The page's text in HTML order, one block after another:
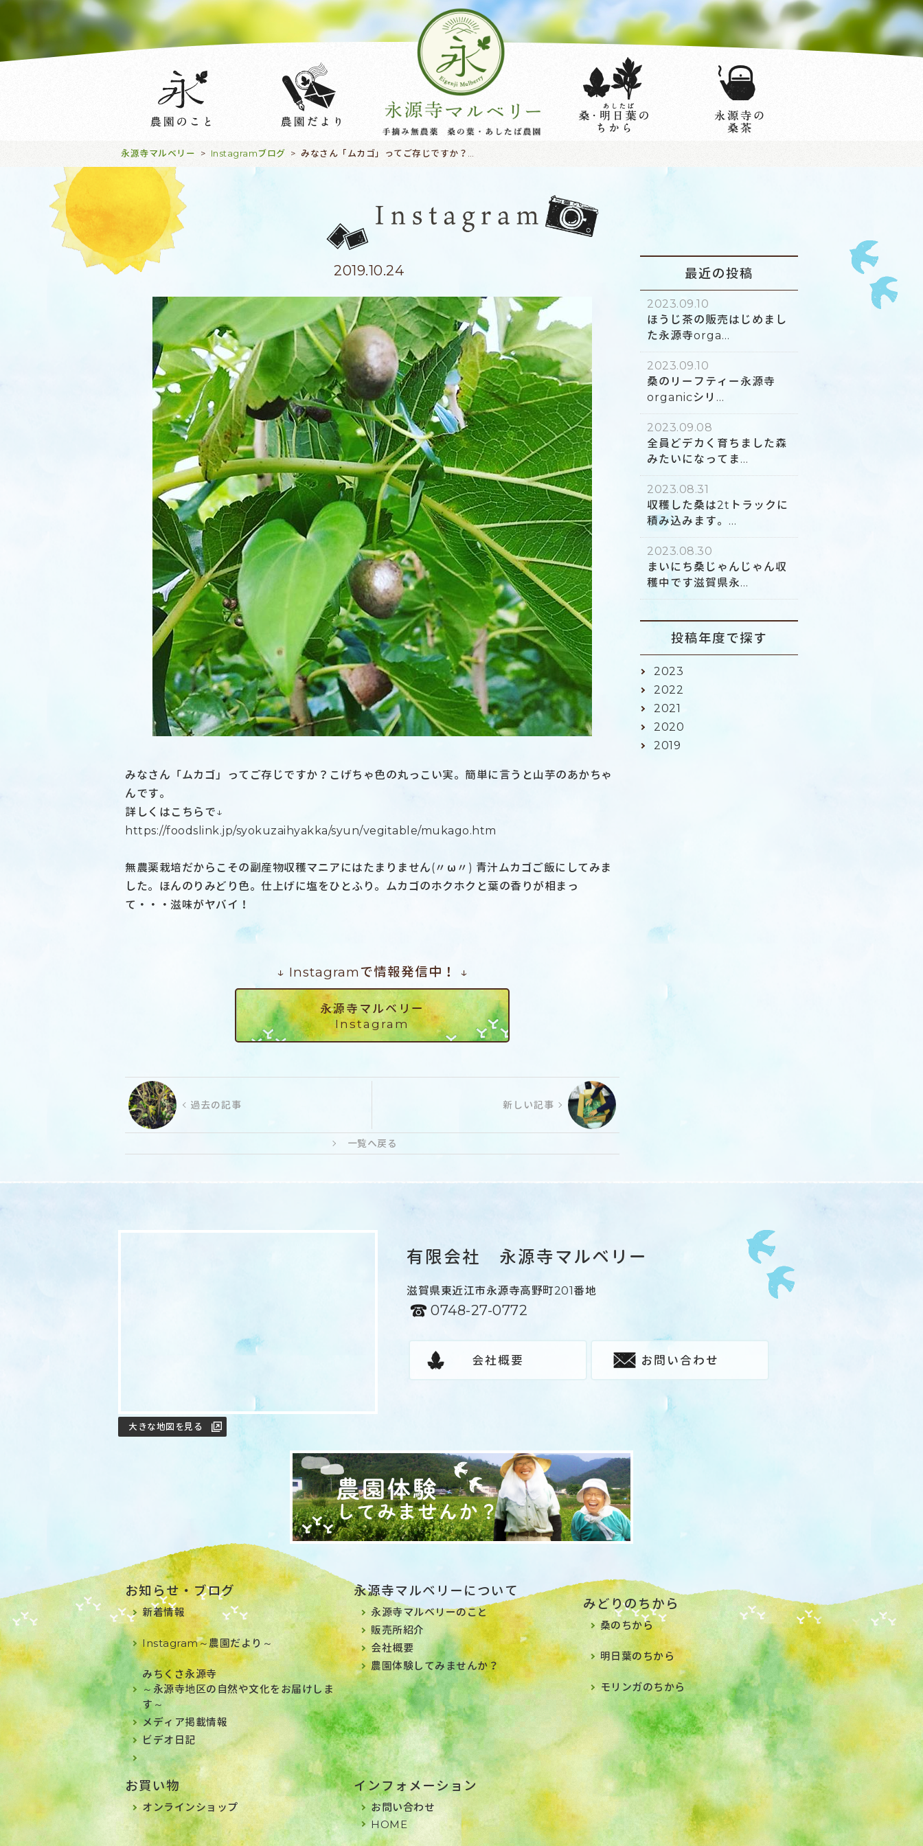
永源寺マルベリー > Instagramブログ >
2019.10.24
みなさん「ムカゴ」ってご存じですか？こげちゃ色の丸っこい実。簡単に言うと山芋のあかちゃ
んです。
詳しくはこちらで↓
https://foodslink.jp/syokuzaihyakka/syun/vegitable/mukago.htm
無農薬栽培だからこその副産物収穫マニアにはたまりません(〃ω〃) 青汁ムカゴご飯にしてみま
した。ほんのりみどり色。仕上げに塩をひとふり。ムカゴのホクホクと葉の香りが相まっ
て・・・滋味がヤバイ！
↓ Instagramで情報発信中！ ↓
永源寺マルベリー
Instagram
過去の記事 新しい記事
一覧へ戻る
最近の投稿
2023.09.10
ほうじ茶の販売はじめまし
た永源寺orga...
2023.09.10
桑のリーフティー永源寺
organicシリ...
2023.09.08
全員どデカく育ちました森
みたいになってま...
2023.08.31
収穫した桑は2tトラックに
積み込みます。...
2023.08.30
まいにち桑じゃんじゃん収
穫中です滋賀県永...
投稿年度で探す
2023
2022
2021
2020
2019
大きな地図を見る
有限会社 永源寺マルベリー
滋賀県東近江市永源寺高野町201番地
0748-27-0772
会社概要 お問い合わせ
お知らせ・ブログ
新着情報
Instagram～農園だより～
みちくさ永源寺
～永源寺地区の自然や文化をお届けしま
す～
メディア掲載情報
ビデオ日記
永源寺マルベリーについて
永源寺マルベリーのこと
販売所紹介
会社概要
農園体験してみませんか？
みどりのちから
桑のちから
明日葉のちから
モリンガのちから
お買い物
オンラインショップ
インフォメーション
お問い合わせ
HOME